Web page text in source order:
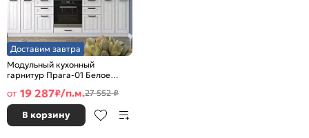
Доставим завтра
Модульный кухонный
гарнитур Прага-01 Белое
2140x2600x600
от 19 287₽/п.м.27 552 ₽
В корзину